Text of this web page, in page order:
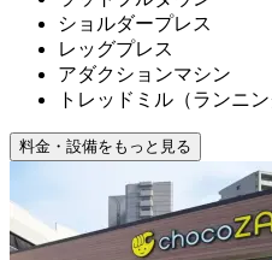
ショルダープレス
レッグプレス
アダクションマシン
トレッドミル（ランニン
料金・設備をもっと見る